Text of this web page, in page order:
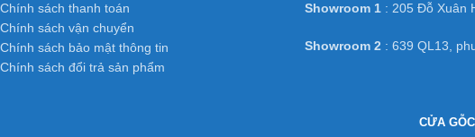
Chính sách thanh toán
Chính sách vận chuyển
Chính sách bảo mật thông tin
Chính sách đổi trả sản phẩm
Showroom 1: 205 Đỗ Xuân
Showroom 2 : 639 QL13,
CỬA GỖ